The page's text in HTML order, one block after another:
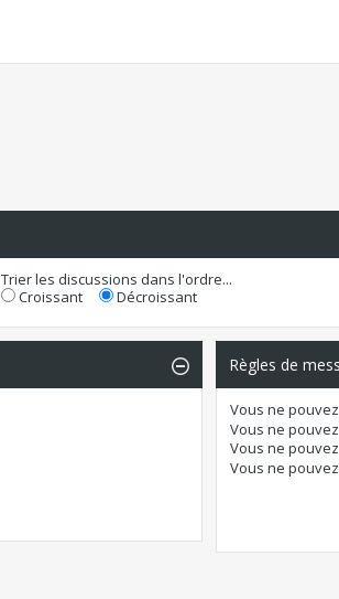
Trier les discussions dans l'ordre...
Croissant
Décroissant
Règles de
Vousne
Vousne
Vousne
Vousne